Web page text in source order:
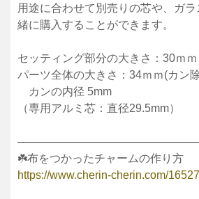
用途に合わせて別売りの芯や、ガ
緒に購入することができます。
セッティング部分の大きさ：30ｍｍ
パーツ全体の大きさ：34ｍｍ(カン
カンの内径 5mm
（専用アルミ芯：直径29.5mm）
☘️布をつかったチャームの作り方
https://www.cherin-cherin.com/